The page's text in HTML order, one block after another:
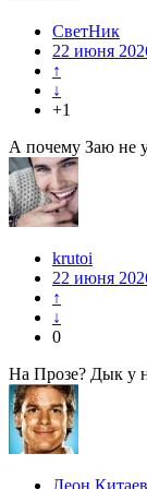
СветНик
22 июня
↑
↓
+1
А почему Заю не
krutoi
22 июня
↑
↓
0
На Прозе? Дык у